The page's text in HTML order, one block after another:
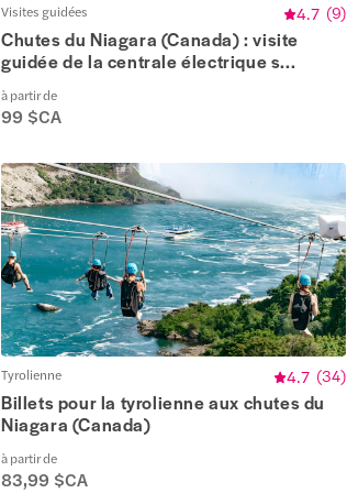
Visites guidées 4.7 (9)
Chutes du Niagara (Canada) : visite
guidée de la centrale électrique s...
à partir de
99 $CA
Tyrolienne 4.7 (34)
Billets pour la tyrolienne aux chutes du
Niagara (Canada)
à partir de
83,99 $CA